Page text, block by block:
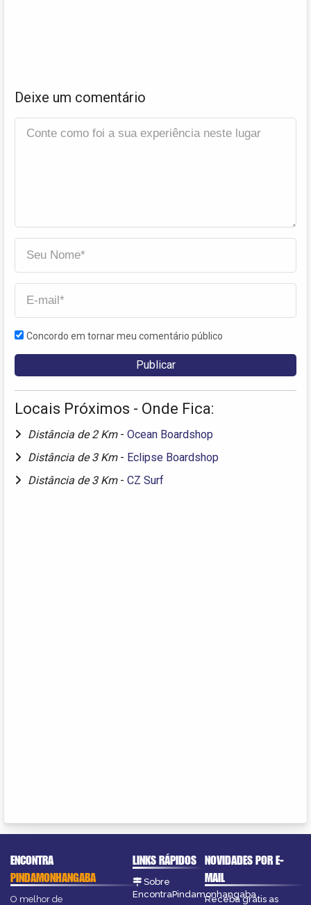
Deixe um comentário
Concordo em tornar meu comentário público
Locais Próximos - Onde Fica:
Distância de 2 Km - Ocean Boardshop
Distância de 3 Km - Eclipse Boardshop
Distância de 3 Km - CZ Surf
ENCONTRA
PINDAMONHANGABA
O melhor de
LINKS RÁPIDOS
Sobre
EncontraPindamonhangaba
NOVIDADES POR E-
MAIL
Receba grátis as